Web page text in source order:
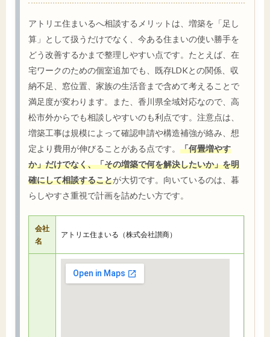
アトリエ住まいるへ相談するメリットは、増築を「足し
算」として扱うだけでなく、今ある住まいの使い勝手を
どう改善するかまで整理しやすい点です。たとえば、在
宅ワークのための個室追加でも、既存LDKとの関係、収
納不足、窓位置、家族の生活音まで含めて考えることで
満足度が変わります。また、香川県全域対応なので、高
松市外からでも相談しやすいのも利点です。注意点は、
増築工事は規模によって確認申請や構造補強が絡み、想
定より費用が伸びることがある点です。 「何畳増やす
か」だけでなく、「その増築で何を解決したいか」を明
確にして相談することが大切です。向いているのは、暮
らしやすさ重視で計画を詰めたい方です。
会社
名
アトリエ住まいる（株式会社讃商）